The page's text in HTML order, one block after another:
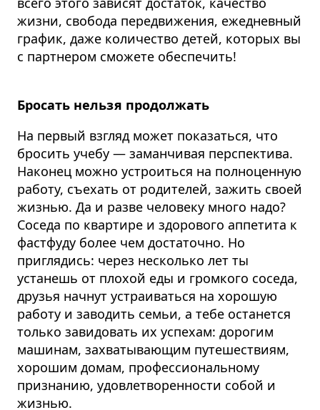
жизни, свобода передвижения, ежедневный
график, даже количество детей, которых вы
с партнером сможете обеспечить!
Бросать нельзя продолжать
На первый взгляд может показаться, что
бросить учебу — заманчивая перспектива.
Наконец можно устроиться на полноценную
работу, съехать от родителей, зажить своей
жизнью. Да и разве человеку много надо?
Соседа по квартире и здорового аппетита к
фастфуду более чем достаточно. Но
приглядись: через несколько лет ты
устанешь от плохой еды и громкого соседа,
друзья начнут устраиваться на хорошую
работу и заводить семьи, а тебе останется
только завидовать их успехам: дорогим
машинам, захватывающим путешествиям,
хорошим домам, профессиональному
признанию, удовлетворенности собой и
жизнью.